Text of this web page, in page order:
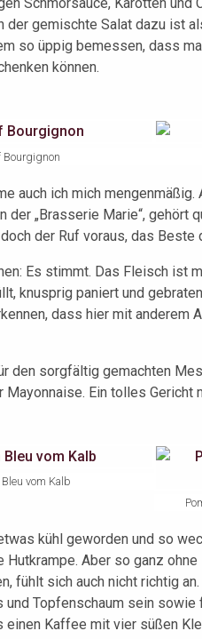
der gemischte Salat dazu ist
so üppig bemessen, dass
können.
Bourgignon
auch ich mich mengenmäßig.
der „Brasserie Marie“, gehört
der Ruf voraus, das Beste
Es stimmt. Das Fleisch ist
knusprig paniert und
dass hier mit anderem
den sorgfältig gemachten
Ein tolles Gericht
vom Kalb
kühl geworden und so
Hutkrampe. Aber so ganz
fühlt sich auch nicht richtig
und Topfenschaum sein
einen Kaffee mit vier süßen